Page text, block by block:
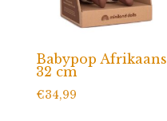
Babypop Afrikaans
32 cm
€34,99